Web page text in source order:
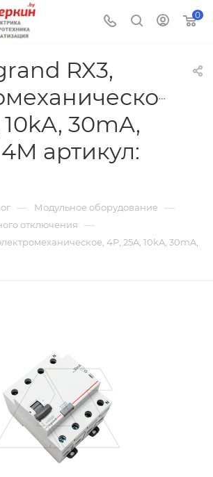
0
RX3,
10kA, 30mA,
артикул:
— Модульное оборудование —
отключения —
4P, 25A, 10kA, 30mA,